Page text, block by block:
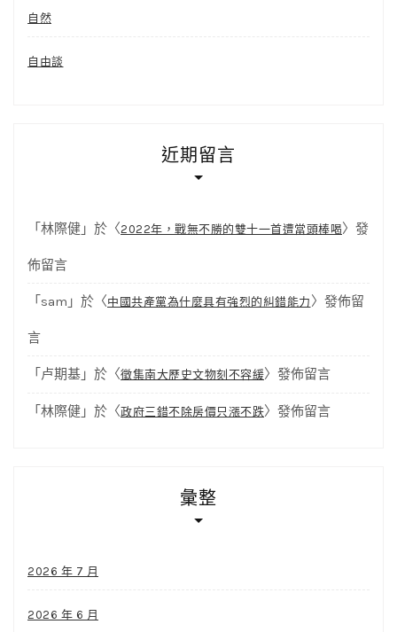
自然
自由談
近期留言
「 林際健 」於〈2022年，戰無不勝的雙十一首遭當頭棒喝〉發
佈留言
「 sam 」於〈中國共產黨為什麼具有強烈的糾錯能力 〉發佈留
言
「 卢期基 」於〈徵集南大歷史文物刻不容緩〉發佈留言
「 林際健 」於〈政府三錯不除房價只漲不跌〉發佈留言
彙整
2026 年 7 月
2026 年 6 月